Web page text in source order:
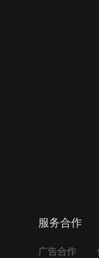
服务合作
广告合作